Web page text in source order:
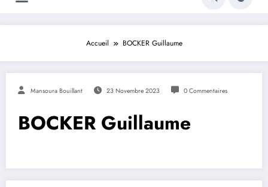
Accueil BOCKER Guillaume
Mansoura Bouillant 23 Novembre 2023 0 Commentaires
BOCKER Guillaume